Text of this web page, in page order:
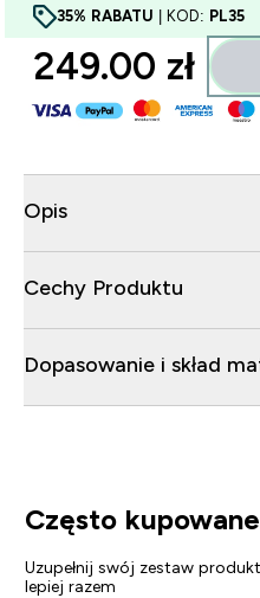
35% RABATU | KOD: PL35
249.00 zł‎
Opis
Cechy Produktu
Dopasowanie i skład
Często
Uzupełnij swój zestaw
lepiej razem